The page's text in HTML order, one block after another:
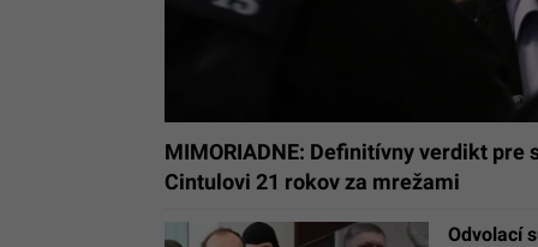
MIMORIADNE: Definitívny verdikt
Cintulovi 21 rokov za mrežami
Odvolací